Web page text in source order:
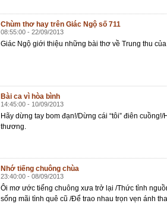
Chùm thơ hay trên Giác Ngộ số 711
08:55:00 - 22/09/2013
Giác Ngộ giới thiệu những bài thơ về Trung thu
Bài ca vì hòa bình
14:45:00 - 10/09/2013
Hãy dừng tay bom đạn!/Dừng cái “tôi” điên
thương.
Nhớ tiếng chuông chùa
23:40:00 - 08/09/2013
Ôi mơ ước tiếng chuông xưa trở lại /Thức tỉnh
sống mãi tình quê cũ /Để trao nhau trọn vẹn ánh